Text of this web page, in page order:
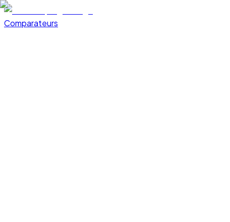
Comparateurs